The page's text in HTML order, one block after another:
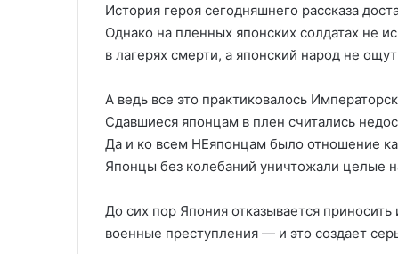
История героя сегодняшнего рассказа
Однако на пленных японских солдатах не
в лагерях смерти, а японский народ не
А ведь все это практиковалось
Сдавшиеся японцам в плен считались
Да и ко всем НЕяпонцам было отношение
Японцы без колебаний уничтожали целые
До сих пор Япония отказывается
военные преступления — и это создает